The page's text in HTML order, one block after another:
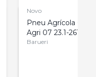
Novo
Pneu Agrícola
Agri 07 23.1-26TL
Barueri